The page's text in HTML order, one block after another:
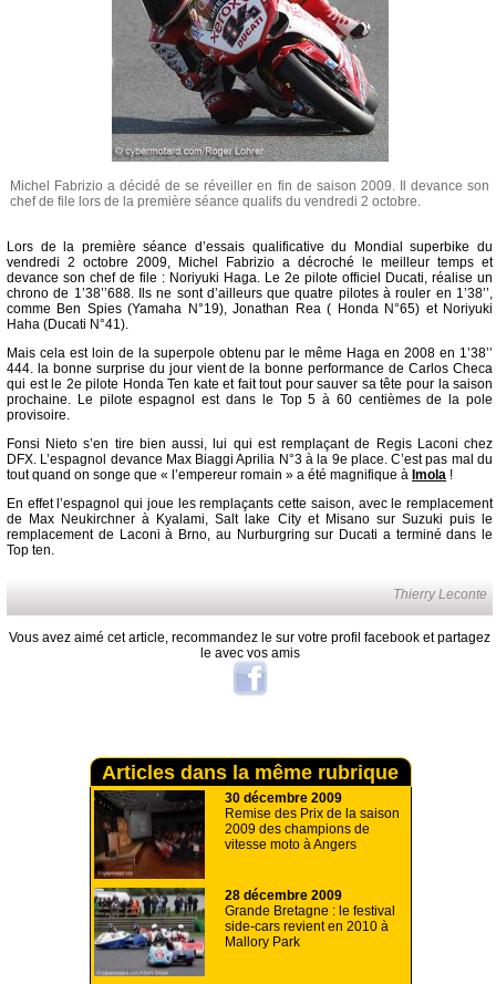
Michel Fabrizio a décidé de se réveiller en fin de saison 2009. Il devance son
chef de file lors de la première séance qualifs du vendredi 2 octobre.
Lors de la première séance d’essais qualificative du Mondial superbike du
vendredi 2 octobre 2009, Michel Fabrizio a décroché le meilleur temps et
devance son chef de file : Noriyuki Haga. Le 2e pilote officiel Ducati, réalise un
chrono de 1’38’’688. Ils ne sont d’ailleurs que quatre pilotes à rouler en 1’38’’,
comme Ben Spies (Yamaha N°19), Jonathan Rea ( Honda N°65) et Noriyuki
Haha (Ducati N°41).
Mais cela est loin de la superpole obtenu par le même Haga en 2008 en 1’38’’
444. la bonne surprise du jour vient de la bonne performance de Carlos Checa
qui est le 2e pilote Honda Ten kate et fait tout pour sauver sa tête pour la saison
prochaine. Le pilote espagnol est dans le Top 5 à 60 centièmes de la pole
provisoire.
Fonsi Nieto s’en tire bien aussi, lui qui est remplaçant de Regis Laconi chez
DFX. L’espagnol devance Max Biaggi Aprilia N°3 à la 9e place. C’est pas mal du
tout quand on songe que « l’empereur romain » a été magnifique à Imola !
En effet l’espagnol qui joue les remplaçants cette saison, avec le remplacement
de Max Neukirchner à Kyalami, Salt lake City et Misano sur Suzuki puis le
remplacement de Laconi à Brno, au Nurburgring sur Ducati a terminé dans le
Top ten.
Thierry Leconte
Vous avez aimé cet article, recommandez le sur votre profil facebook et partagez
le avec vos amis
Articles dans la même rubrique
30 décembre 2009
Remise des Prix de la saison
2009 des champions de
vitesse moto à Angers
28 décembre 2009
Grande Bretagne : le festival
side-cars revient en 2010 à
Mallory Park